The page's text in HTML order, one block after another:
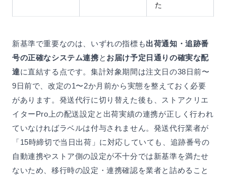
た
新基準で重要なのは、いずれの指標も出荷通知・追跡番
号の正確なシステム連携と お届け予定日通りの確実な配
達に直結する点です。集計対象期間は注文日の38日前〜
9日前で、改定の1〜2か月前から実態を整えておく必要
があります。発送代行に切り替えた後も、ストアクリエ
イターPro上の配送設定と出荷実績の連携が正しく行われ
ていなければラベルは付与されません。発送代行業者が
「15時締切で当日出荷」に対応していても、追跡番号の
自動連携やストア側の設定が不十分では新基準を満たせ
ないため、移行時の設定・連携確認を業者と詰めること